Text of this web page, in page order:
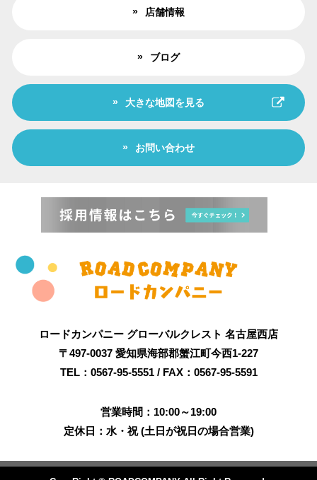
店舗情報
ブログ
大きな地図を見る
お問い合わせ
ロードカンパニー グローバルクレスト 名古屋西店
〒497-0037 愛知県海部郡蟹江町今西1-227
TEL：0567-95-5551 / FAX：0567-95-5591
営業時間：10:00～19:00
定休日：水・祝 (土日が祝日の場合営業)